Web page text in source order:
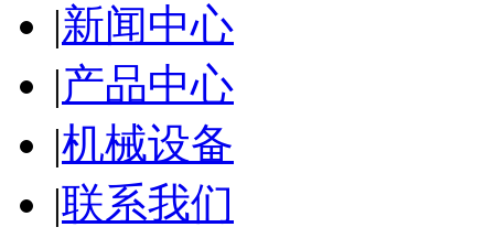
|新闻中心
|产品中心
|机械设备
|联系我们